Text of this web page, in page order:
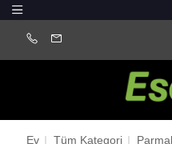
Ev | Tüm Kategori |